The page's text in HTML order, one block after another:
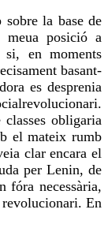
la base de
posició a
en moments
basant-
es desprenia
.
obligaria
el mateix rumb
clar encara el
per Lenin, de
fóra necessària,
En